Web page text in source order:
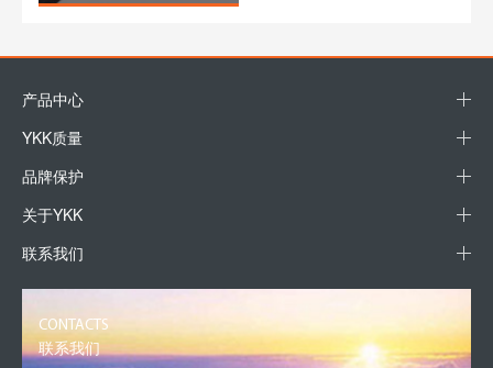
产品中心
YKK质量
品牌保护
关于YKK
联系我们
CONTACTS
联系我们